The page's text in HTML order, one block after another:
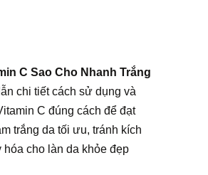
C Sao Cho Nhanh Trắng
chi tiết cách sử dụng và
C đúng cách để đạt
trắng da tối ưu, tránh kích
hóa cho làn da khỏe đẹp